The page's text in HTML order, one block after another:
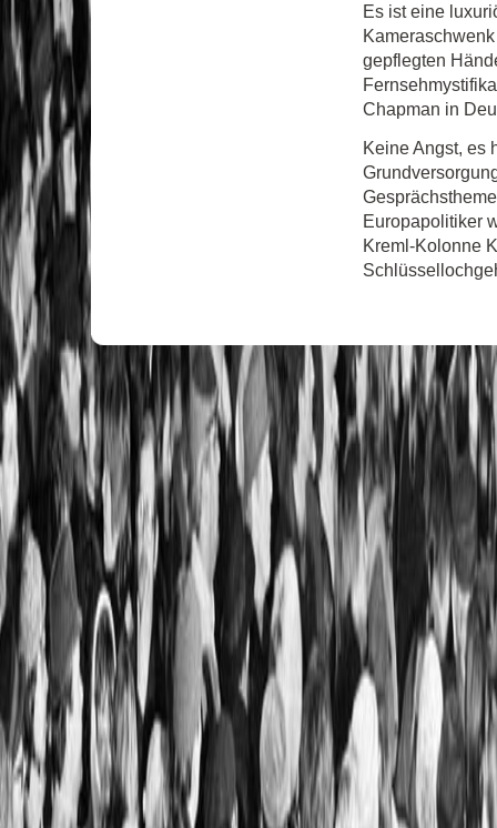
Es ist eine
gepflegten
Chapman in
Keine Angst, es
Europapolitiker
Kreml-Kolonne